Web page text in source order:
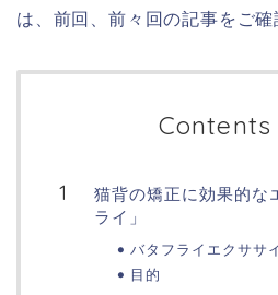
は、前回、前々回の記事をご確
Contents
猫背の矯正に効果的な
ライ」
バタフライエクササ
目的